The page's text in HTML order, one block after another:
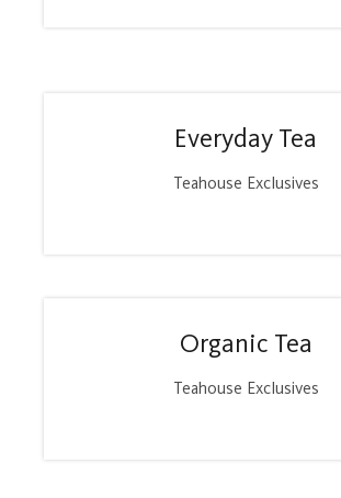
Everyday Tea
Teahouse Exclusives
Organic Tea
Teahouse Exclusives